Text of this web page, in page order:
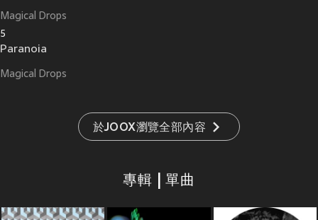
Magical Drops
5
Paranoia
Magical Drops
於JOOX瀏覽全部內容
專輯 | 單曲